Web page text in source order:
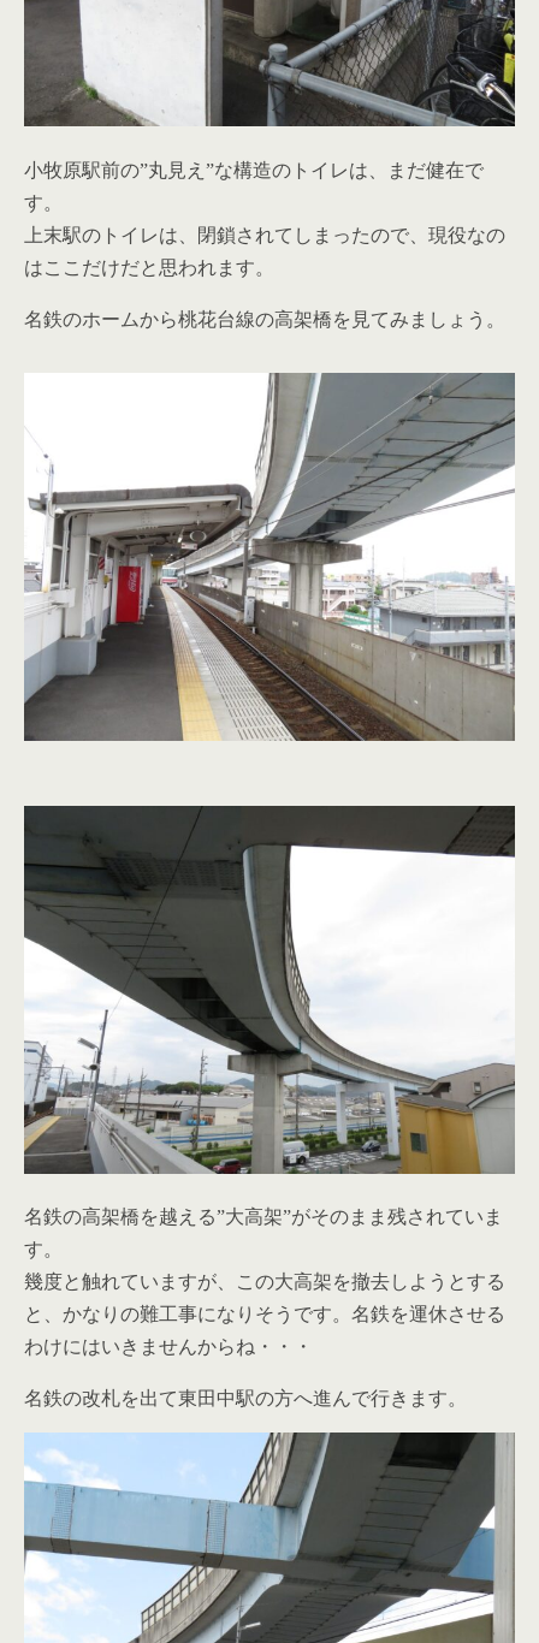
小牧原駅前の”丸見え”な構造のトイレは、まだ健在で
す。
上末駅のトイレは、閉鎖されてしまったので、現役なの
はここだけだと思われます。
名鉄のホームから桃花台線の高架橋を見てみましょう。
名鉄の高架橋を越える”大高架”がそのまま残されていま
す。
幾度と触れていますが、この大高架を撤去しようとする
と、かなりの難工事になりそうです。名鉄を運休させる
わけにはいきませんからね・・・
名鉄の改札を出て東田中駅の方へ進んで行きます。